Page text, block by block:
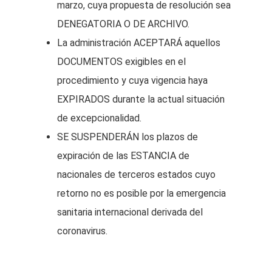
marzo, cuya propuesta de resolución sea
DENEGATORIA O DE ARCHIVO.
La administración ACEPTARÁ aquellos
DOCUMENTOS exigibles en el
procedimiento y cuya vigencia haya
EXPIRADOS durante la actual situación
de excepcionalidad.
SE SUSPENDERÁN los plazos de
expiración de las ESTANCIA de
nacionales de terceros estados cuyo
retorno no es posible por la emergencia
sanitaria internacional derivada del
coronavirus.